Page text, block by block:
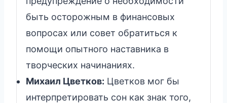
быть осторожным в финансовых
вопросах или совет обратиться к
помощи опытного наставника в
творческих начинаниях.
Михаил Цветков: Цветков мог бы
интерпретировать сон как знак того,